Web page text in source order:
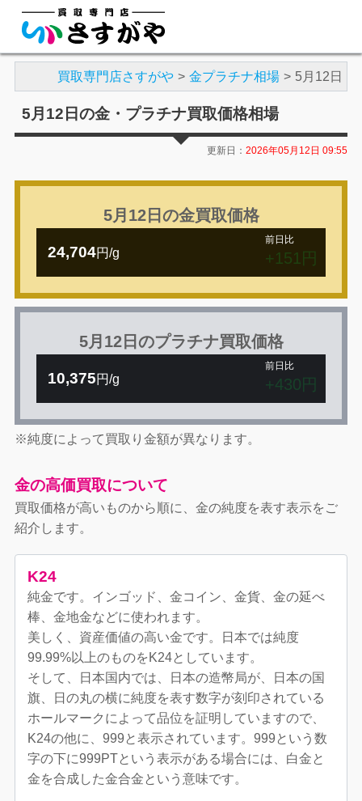
買取専門店さすがや 金プラチナ相場 5月12日
5月12日の金・プラチナ買取価格相場
更新日：2026年05月12日 09:55
5月12日の金買取価格
24,704円/g
前日比
+151円
5月12日のプラチナ買取価格
10,375円/g
前日比
+430円
※純度によって買取り金額が異なります。
金の高価買取について
買取価格が高いものから順に、金の純度を表す表示をご
紹介します。
K24
純金です。インゴッド、金コイン、金貨、金の延べ
棒、金地金などに使われます。
美しく、資産価値の高い金です。日本では純度
99.99%以上のものをK24としています。
そして、日本国内では、日本の造幣局が、日本の国
旗、日の丸の横に純度を表す数字が刻印されている
ホールマークによって品位を証明していますので、
K24の他に、999と表示されています。999という数
字の下に999PTという表示がある場合には、白金と
金を合成した金合金という意味です。